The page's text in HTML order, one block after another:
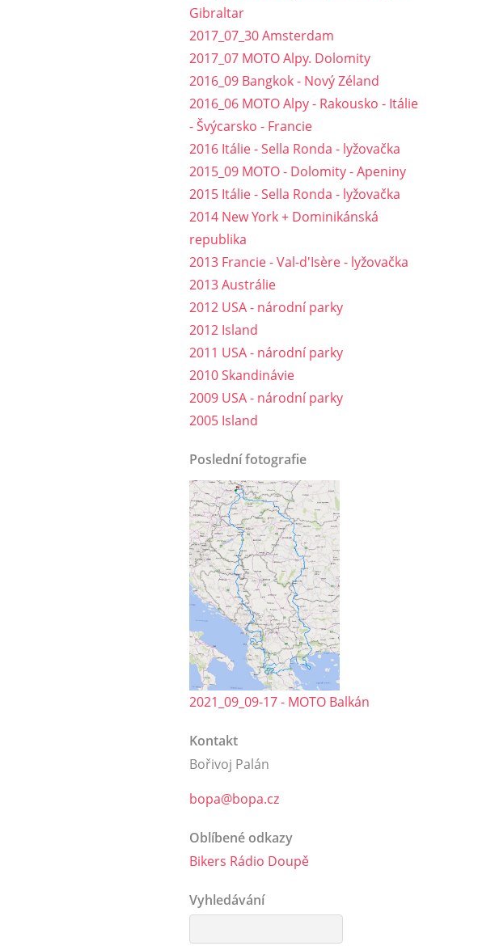
Gibraltar
2017_07_30 Amsterdam
2017_07 MOTO Alpy. Dolomity
2016_09 Bangkok - Nový Zéland
2016_06 MOTO Alpy - Rakousko - Itálie
- Švýcarsko - Francie
2016 Itálie - Sella Ronda - lyžovačka
2015_09 MOTO - Dolomity - Apeniny
2015 Itálie - Sella Ronda - lyžovačka
2014 New York + Dominikánská
republika
2013 Francie - Val-d'Isère - lyžovačka
2013 Austrálie
2012 USA - národní parky
2012 Island
2011 USA - národní parky
2010 Skandinávie
2009 USA - národní parky
2005 Island
Poslední fotografie
2021_09_09-17 - MOTO Balkán
Kontakt
Bořivoj Palán
bopa@bopa.cz
Oblíbené odkazy
Bikers Rádio Doupě
Vyhledávání